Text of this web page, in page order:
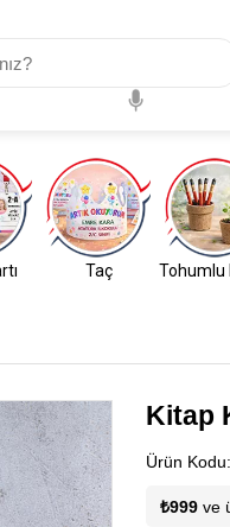
Taç Tohumlu
Kitap
Ürün Kodu:
₺999 ve